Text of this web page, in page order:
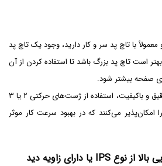
با تاچ پد سر و کار دارید، وجود یک تاچ پد
است تاچ پد بزرگ باشد تا استفاده کردن از آن
صفحه بیشتر شود.
فراموش نکنید که تاچ‌پدهای دقیق و باکیفیت، استفاده از ژست‌های حرکتی ۲ یا ۳
را امکان‌پذیر می‌کنند که در بهبود سرعت کار موثر
صفحه نمایش با روشنایی بالا از نوع IPS یا دارای زاویه دید